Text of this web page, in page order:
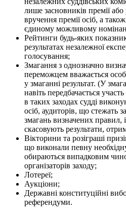
лише засновників премії
вручення премії осіб, а
єдиному можливому
Рейтинги будь-яких
результатах незалежної
голосування;
Змагання з однозначно
переможцем вважається
у змаганні результат. (У
навіть передбачається
в таких заходах судді
осіб, аудиторів, що стежать
змагань визначених правил,
скасовують результати,
Вікторини та розіграші
що виконали певну
обираються випадковим
організаторів заходу;
Лотереї;
Аукціони;
Державні конституційні
референдуми.